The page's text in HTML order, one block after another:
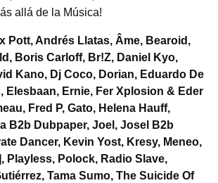
allá de la Música!
Pott, Andrés Llatas, Âme, Bearoid,
Boris Carloff, Br!Z, Daniel Kyo,
Kano, Dj Coco, Dorian, Eduardo De
Elesbaan, Ernie, Fer Xplosion & Eder
Fred P, Gato, Helena Hauff,
B2b Dubpaper, Joel, Josel B2b
Dancer, Kevin Yost, Kresy, Meneo,
Playless, Polock, Radio Slave,
Tama Sumo, The Suicide Of